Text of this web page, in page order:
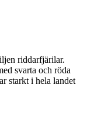
riddarfjärilar.
svarta och röda
starkt i hela landet